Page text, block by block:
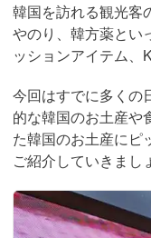
韓国を訪れる観光客
やのり、韓方薬とい
ッションアイテム、
今回はすでに多くの
的な韓国のお土産や
た韓国のお土産にピ
ご紹介していきまし